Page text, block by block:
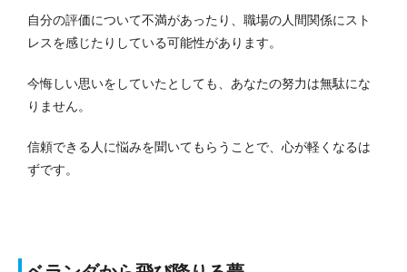
自分の評価について不満があったり、職場の人間関係にスト
レスを感じたりしている可能性があります。
今悔しい思いをしていたとしても、あなたの努力は無駄にな
りません。
信頼できる人に悩みを聞いてもらうことで、心が軽くなるは
ずです。